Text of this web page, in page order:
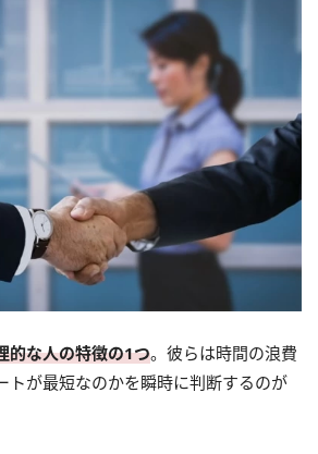
的な人の特徴の1つ。彼らは時間の浪費
トが最短なのかを瞬時に判断するのが